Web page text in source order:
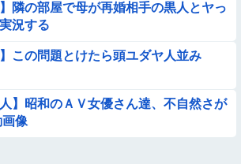
イト女、クッソせこい『ツマミ食い』をし
が「核兵器並みのボディだね」って褒め
で一番美味い食べ物はこれな、試してみ
】隣の部屋で母が再婚相手の黒人とヤっ
況する
】この問題とけたら頭ユダヤ人並み
人】昭和のＡＶ女優さん達、不自然さが
像